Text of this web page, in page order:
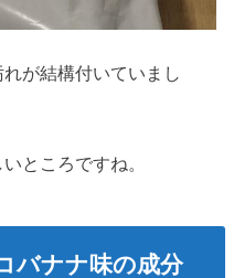
が結構付いていまし
ところですね。
バナナ味の成分